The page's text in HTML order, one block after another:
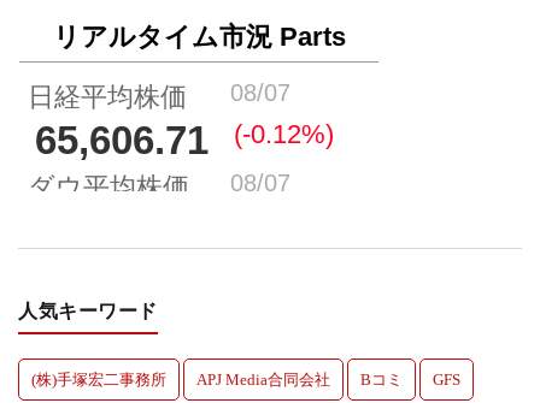
人気キーワード
(株)手塚宏二事務所 APJ Media合同会社 Bコミ GFS